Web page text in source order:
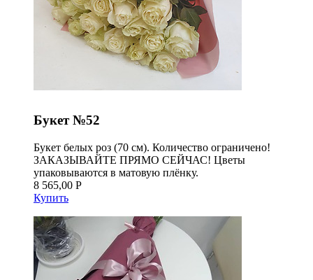
Букет №52
Букет белых роз (70 см). Количество ограничено!
ЗАКАЗЫВАЙТЕ ПРЯМО СЕЙЧАС! Цветы
упаковываются в матовую плёнку.
8 565,00 Р
Купить